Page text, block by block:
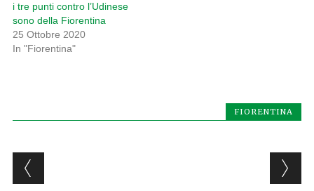
i tre punti contro l’Udinese
sono della Fiorentina
25 Ottobre 2020
In "Fiorentina"
FIORENTINA
Post navigation